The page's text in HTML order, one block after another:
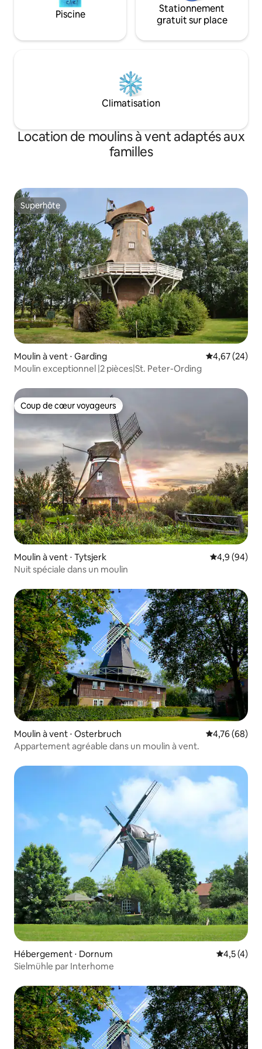
Piscine
Stationnement
gratuit sur place
Climatisation
Location de moulins à vent adaptés aux
familles
Superhôte
Superhôte
Moulin à vent ⋅ Garding Évaluation
4,67 (24)
Moulin exceptionnel |2 pièces|St. Peter-Ording
Coup de cœur voyageurs
Coup de cœur voyageurs
Moulin à vent ⋅ Tytsjerk Évaluation
4,9 (94)
Nuit spéciale dans un moulin
Moulin à vent ⋅ Osterbruch Évaluation
4,76 (68)
Appartement agréable dans un moulin à vent.
Hébergement ⋅ Dornum Évaluation
4,5 (4)
Sielmühle par Interhome